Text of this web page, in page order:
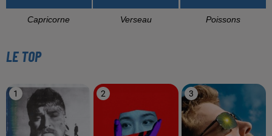
Capricorne Verseau Poissons
LE TOP
1 2 3